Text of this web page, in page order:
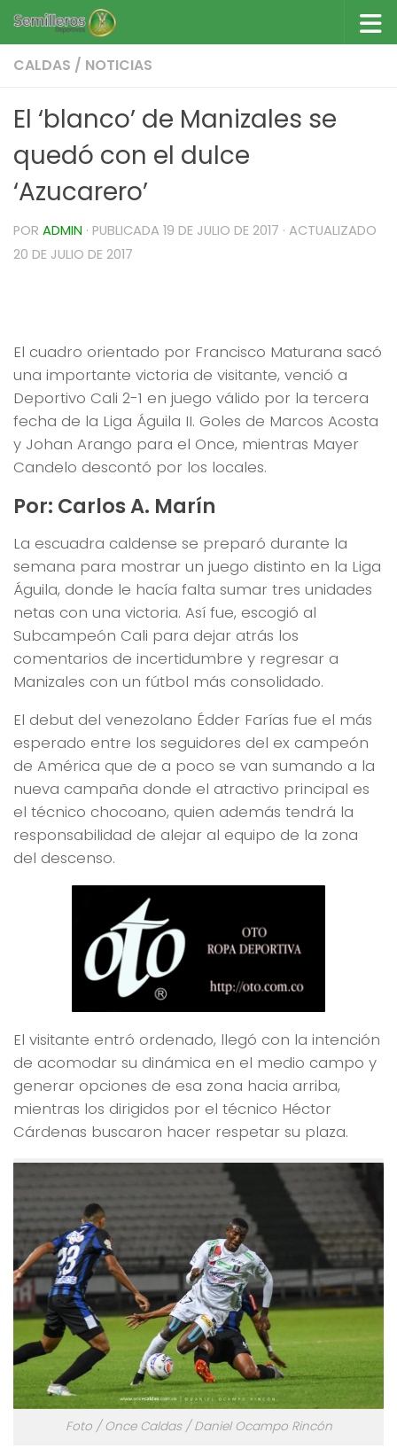
Saltar al contenido
CALDAS / NOTICIAS
El ‘blanco’ de Manizales se
quedó con el dulce
‘Azucarero’
POR ADMIN · PUBLICADA 19 DE JULIO DE 2017 · ACTUALIZADO
20 DE JULIO DE 2017
El cuadro orientado por Francisco Maturana sacó
una importante victoria de visitante, venció a
Deportivo Cali 2-1 en juego válido por la tercera
fecha de la Liga Águila II. Goles de Marcos Acosta
y Johan Arango para el Once, mientras Mayer
Candelo descontó por los locales.
Por: Carlos A. Marín
La escuadra caldense se preparó durante la
semana para mostrar un juego distinto en la Liga
Águila, donde le hacía falta sumar tres unidades
netas con una victoria. Así fue, escogió al
Subcampeón Cali para dejar atrás los
comentarios de incertidumbre y regresar a
Manizales con un fútbol más consolidado.
El debut del venezolano Édder Farías fue el más
esperado entre los seguidores del ex campeón
de América que de a poco se van sumando a la
nueva campaña donde el atractivo principal es
el técnico chocoano, quien además tendrá la
responsabilidad de alejar al equipo de la zona
del descenso.
El visitante entró ordenado, llegó con la intención
de acomodar su dinámica en el medio campo y
generar opciones de esa zona hacia arriba,
mientras los dirigidos por el técnico Héctor
Cárdenas buscaron hacer respetar su plaza.
Foto / Once Caldas / Daniel Ocampo Rincón